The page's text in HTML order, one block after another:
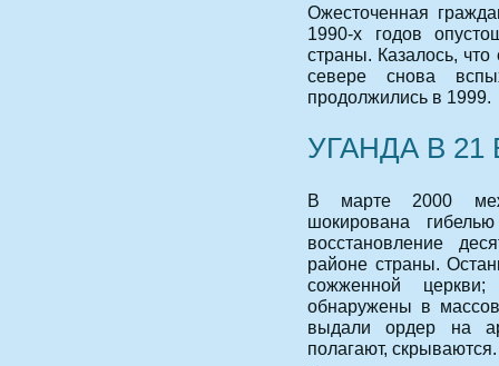
Ожесточенная
1990-х годов
страны. Казалось,
севере снова
продолжились в 1999.
УГАНДА В 21
В марте 2000
шокирована
восстановление
районе страны.
сожженной
обнаружены в
выдали ордер на
полагают, скрываются.